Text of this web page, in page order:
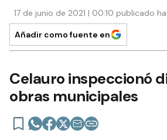
17 de junio de 2021 | 00:10 publicado
Añadir como fuente en
Celauro inspeccionó
obras municipales